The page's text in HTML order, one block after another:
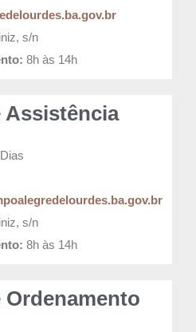
s/n
8h às 14h
Assistência
s/n
8h às 14h
Ordenamento